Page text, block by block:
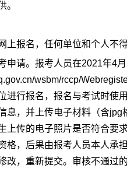
。
上报名，任何单位和个人不
申请。报考人员在2021年
wsbm/rccp/
进行报名，报名与考试时使
息，并上传电子材料（含
上传的电子照片是否符合要
格，后果由报考人员本人承
改，重新提交。审核不通过